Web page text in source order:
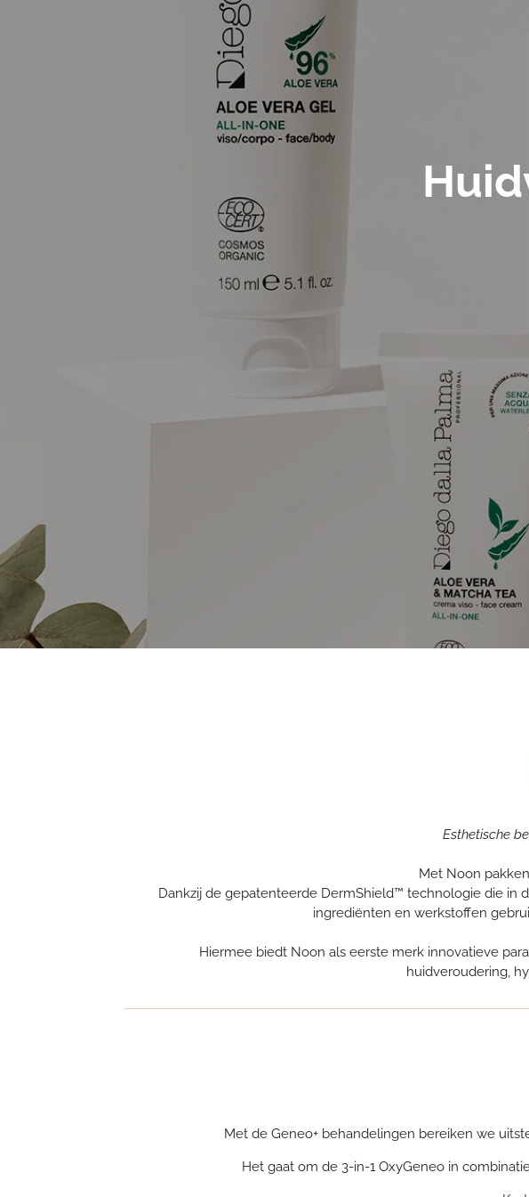
Esthetische
Met Noon
Dankzij de gepatenteerde DermShield™ technologie die in
ingrediënten en werkstoffen
Hiermee biedt Noon als eerste merk innovatieve
huidveroudering,
Met de Geneo+ behandelingen bereiken we
Het gaat om de 3-in-1 OxyGeneo in